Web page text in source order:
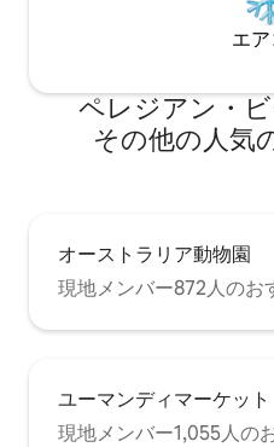
エ
ペレジアン・
そ⁠の⁠他⁠の人⁠気⁠
オーストラリア動物園
現地メンバー872人のお
ユーマンディマーケット
現地メンバー1,055人の